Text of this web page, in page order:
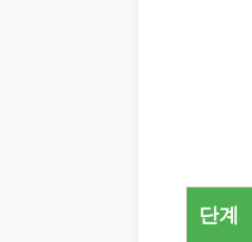
단계